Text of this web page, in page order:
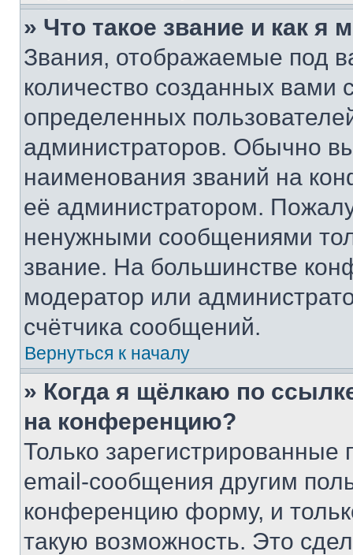
» Что такое звание и как я
Звания, отображаемые под
количество созданных
определенных
администраторов. Обычно
наименования званий на
её администратором.
ненужными сообщениями
звание. На большинстве
модератор или
счётчика сообщений.
Вернуться к началу
» Когда я щёлкаю по
на конференцию?
Только зарегистрированные
email-сообщения другим
конференцию форму, и
такую возможность. Это